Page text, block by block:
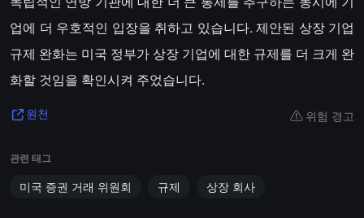
업에 더 우호적인 입장을 취하고 있습니다. 제안된 상장 기업
규제 완화는 미국 정부가 상장 기업에 대한 규제를 더 크게 완
화할 것임을 확인시켜 주었습니다.
원천 위험 경고
관련 태그
미국 증권 거래 위원회 규제 상장 회사